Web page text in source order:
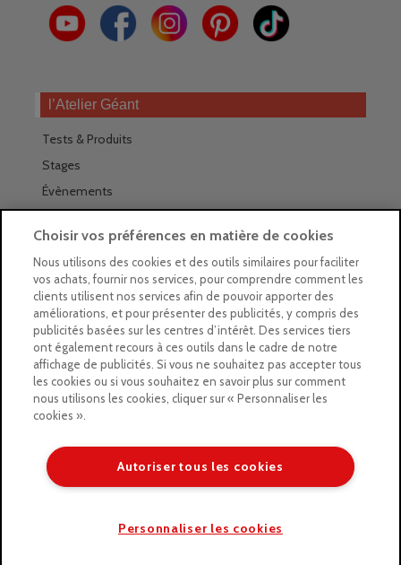
l’Atelier Géant
Tests & Produits
Stages
Évènements
Trouver nos magasins
La newsletter des magasins
Feuilleter le Guide
Gratuit : intégrer le Guide
Marques Beaux-Arts
Matériel pour l’aquarelle
Matériel pour l’acrylique
Matériel pour l’huile
Copyright © 2026 LE GEANT DES BEAUX ARTS
Choisir vos préférences en matière de cookies
Nous utilisons des cookies et des outils similaires pour faciliter
vos achats, fournir nos services, pour comprendre comment les
clients utilisent nos services afin de pouvoir apporter des
améliorations, et pour présenter des publicités, y compris des
publicités basées sur les centres d’intérêt. Des services tiers
ont également recours à ces outils dans le cadre de notre
affichage de publicités. Si vous ne souhaitez pas accepter tous
les cookies ou si vous souhaitez en savoir plus sur comment
nous utilisons les cookies, cliquer sur « Personnaliser les
cookies ».
Autoriser tous les cookies
Personnaliser les cookies